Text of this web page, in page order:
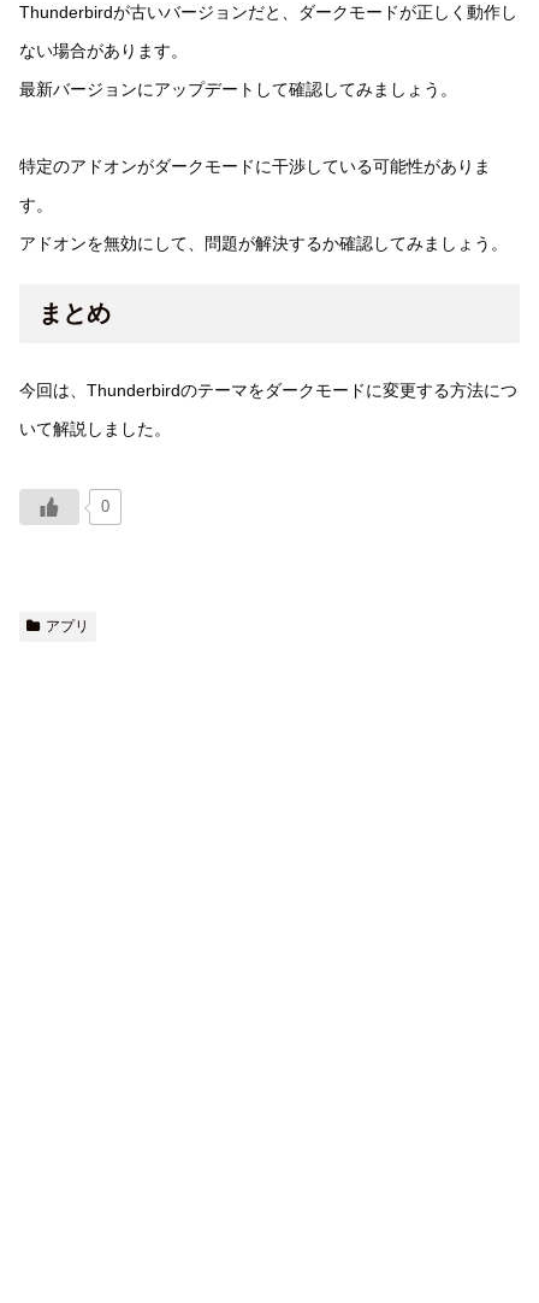
Thunderbirdが古いバージョンだと、ダークモードが正しく動作し
ない場合があります。
最新バージョンにアップデートして確認してみましょう。
特定のアドオンがダークモードに干渉している可能性がありま
す。
アドオンを無効にして、問題が解決するか確認してみましょう。
まとめ
今回は、Thunderbirdのテーマをダークモードに変更する方法につ
いて解説しました。
0
アプリ